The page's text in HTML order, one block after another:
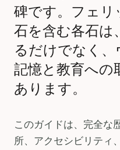
碑です。フェリ
石を含む各石は
るだけでなく
記憶と教育への
あります。
このガイドは、完全な
所、アクセシビリティ